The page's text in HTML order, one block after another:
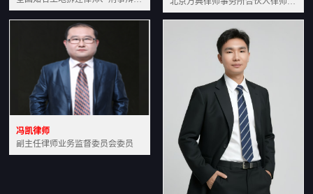
冯凯律师
副主任律师业务监督委员会委员